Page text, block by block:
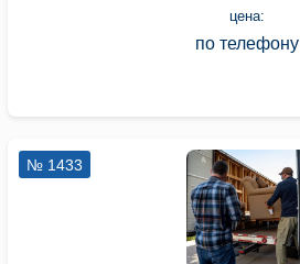
цена:
по телефону
№ 1433